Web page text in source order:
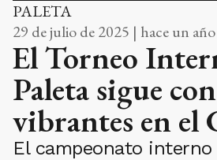
PALETA
29 de julio de 2025 | hace un año
El Torneo
Paleta sigue
vibrantes en el
El campeonato interno